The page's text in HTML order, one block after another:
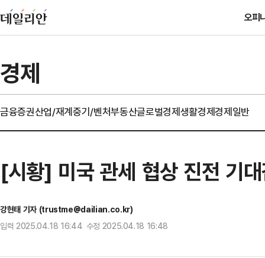
오피
경제
금융증권산업/재계중기/벤처부동산글로벌경제생활경제경제일반
[시황] 미국 관세 협상 진전 기
강현태 기자 (trustme@dailian.co.kr)
입력 2025.04.18 16:44 수정 2025.04.18 16:48